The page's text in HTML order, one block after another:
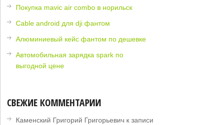
Покупка mavic air combo в норильск
Cable android для dji фантом
Алюминиевый кейс фантом по дешевке
Автомобильная зарядка spark по
выгодной цене
СВЕЖИЕ КОММЕНТАРИИ
Каменский Григорий Григорьевич к записи